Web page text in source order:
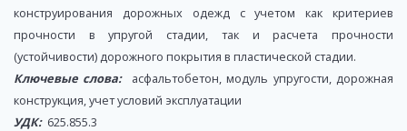
конструирования дорожных одежд с учетом как критериев
прочности в упругой стадии, так и расчета прочности
(устойчивости) дорожного покрытия в пластической стадии.
Ключевые слова:асфальтобетон, модуль упругости, дорожная
конструкция, учет условий эксплуатации
УДК:625.855.3